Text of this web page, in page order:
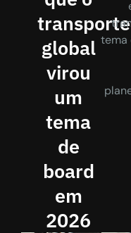
transporte
global
virou
um
tema
de
board
em
2026
tema